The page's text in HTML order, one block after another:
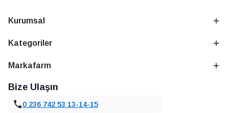
Kurumsal
Kategoriler
Markafarm
Bize Ulaşın
0 236 742 53 13-14-15